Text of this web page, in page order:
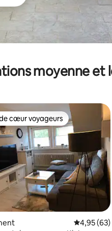
moyenne et
base de 109 commentaires :
cœur voyageurs les plus
cœur voyageurs
4,95 (63)